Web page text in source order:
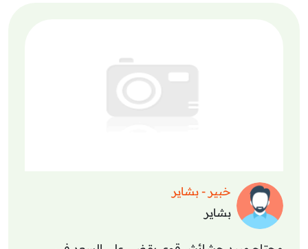
خبير - بشاير
بشاير